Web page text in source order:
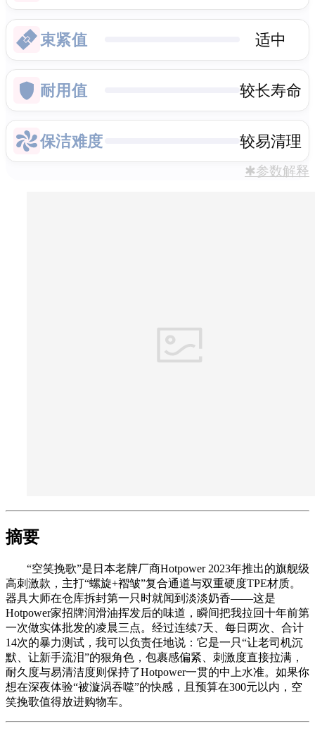
束紧值 适中
耐用值 较长寿命
保洁难度 较易清理
✱参数解释
摘要
“空笑挽歌”是日本老牌厂商Hotpower 2023年推出的旗舰级
高刺激款，主打“螺旋+褶皱”复合通道与双重硬度TPE材质。
器具大师在仓库拆封第一只时就闻到淡淡奶香——这是
Hotpower家招牌润滑油挥发后的味道，瞬间把我拉回十年前第
一次做实体批发的凌晨三点。经过连续7天、每日两次、合计
14次的暴力测试，我可以负责任地说：它是一只“让老司机沉
默、让新手流泪”的狠角色，包裹感偏紧、刺激度直接拉满，
耐久度与易清洁度则保持了Hotpower一贯的中上水准。如果你
想在深夜体验“被漩涡吞噬”的快感，且预算在300元以内，空
笑挽歌值得放进购物车。